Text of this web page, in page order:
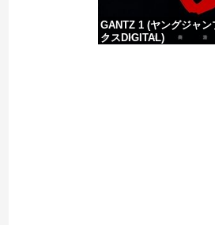
GANTZ 1 (ヤングジャン
クスDIGITAL)